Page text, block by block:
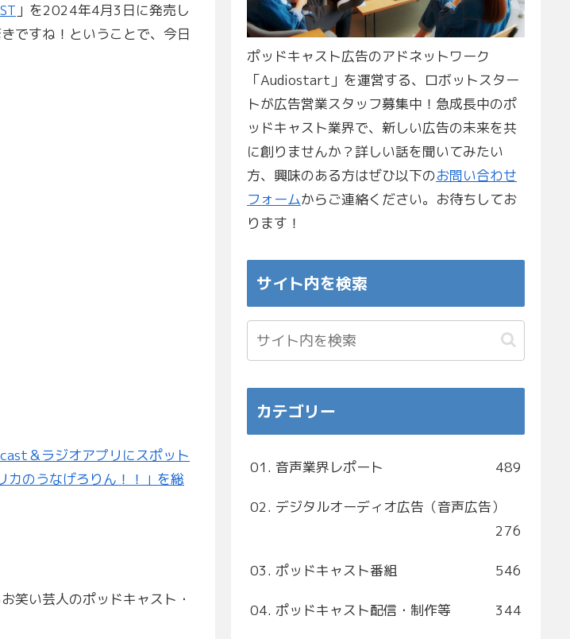
」を2024年4月3日に発売し
ですね！ということで、今日
＆ラジオアプリにスポット
のうなげろりん！！」を総
笑い芸人のポッドキャスト・
ポッドキャスト広告のアドネットワーク
「Audiostart」を運営する、ロボットスター
トが広告営業スタッフ募集中！急成長中のポ
ッドキャスト業界で、新しい広告の未来を共
に創りませんか？詳しい話を聞いてみたい
方、興味のある方はぜひ以下のお問い合わせ
フォームからご連絡ください。お待ちしてお
ります！
サイト内を検索
カテゴリー
01. 音声業界レポート 489
02. デジタルオーディオ広告（音声広告）
276
03. ポッドキャスト番組 546
04. ポッドキャスト配信・制作等 344